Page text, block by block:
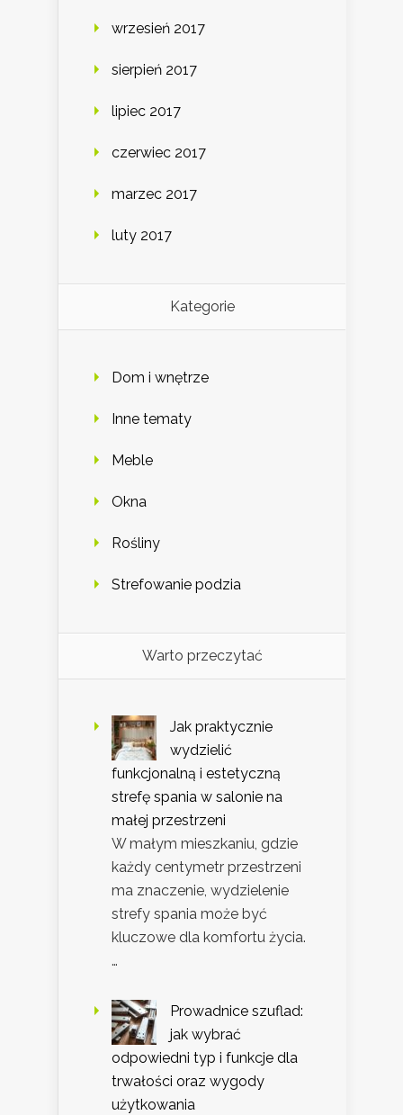
wrzesień 2017
sierpień 2017
lipiec 2017
czerwiec 2017
marzec 2017
luty 2017
Kategorie
Dom i wnętrze
Inne tematy
Meble
Okna
Rośliny
Strefowanie podzia
Warto przeczytać
Jak praktycznie
wydzielić
funkcjonalną i estetyczną
strefę spania w salonie na
małej przestrzeni
W małym mieszkaniu, gdzie
każdy centymetr przestrzeni
ma znaczenie, wydzielenie
strefy spania może być
kluczowe dla komfortu życia.
…
Prowadnice szuflad:
jak wybrać
odpowiedni typ i funkcje dla
trwałości oraz wygody
użytkowania